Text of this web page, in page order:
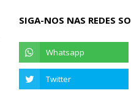
SIGA-NOS NAS REDES